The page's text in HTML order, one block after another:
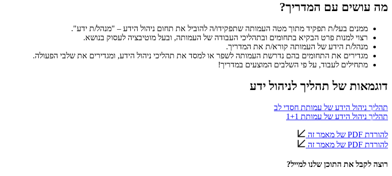
מה עושים עם המדריך?
ממנים בעל/ת תפקיד מתוך מטה העמותה שתפקידו/ה להוביל את תחום ניהול הידע – "מנהל/ת ידע".
רצוי למנות פרט הבקיא בתחומים ובתהליכי העבודה של העמותה, ובעל מוטיבציה לעסוק בנושא.
מנהל/ת הידע של העמותה קורא/ת את המדריך.
מגדירים את התחומים בהם נדרשת העמותה לשפר או למסד את תהליכי ניהול הידע, ומגדירים את שלבי הפעולה.
מתחילים לעבוד, על פי השלבים המוצעים במדריך!
דוגמאות של תהליך לניהול ידע
תהליך ניהול הידע של עמותת חסדי לב
תהליך ניהול הידע של עמותת 1+1
להורדת PDF של מאמר זה
להורדת PDF של מאמר זה
רוצה לקבל את התוכן שלנו למייל?